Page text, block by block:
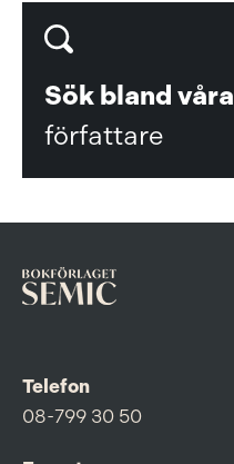
Sök bland våra
författare
Telefon
08-799 30 50